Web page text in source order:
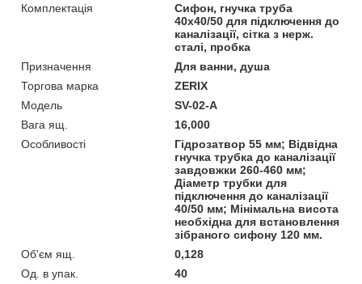
Комплектація
Сифон, гнучка труба
40х40/50 для підключення до
каналізації, сітка з нерж.
сталі, пробка
Призначення
Для ванни, душа
Торгова марка
ZERIX
Мoдель
SV-02-A
Вага ящ.
16,000
Особливості
Гідрозатвор 55 мм; Відвідна
гнучка трубка до каналізації
завдовжки 260-460 мм;
Діаметр трубки для
підключення до каналізації
40/50 мм; Мінімальна висота
необхідна для встановлення
зібраного сифону 120 мм.
Об'єм ящ.
0,128
Од. в упак.
40